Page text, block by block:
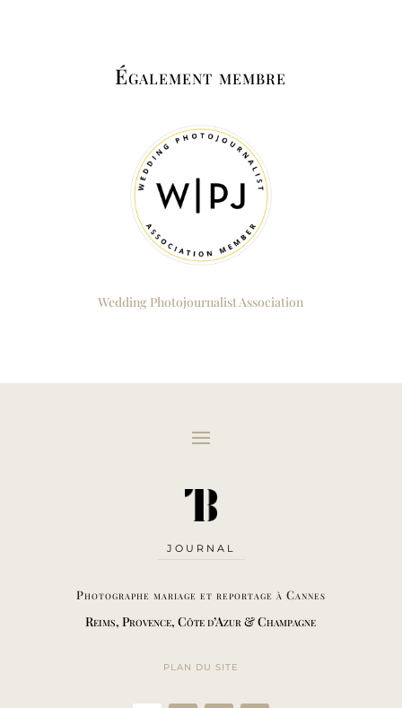
Également membre
Wedding Photojournalist Association
JOURNAL
Photographe mariage et reportage à Cannes
Reims, Provence, Côte d’Azur & Champagne
PLAN DU SITE